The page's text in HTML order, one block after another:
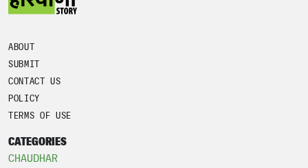
ABOUT
SUBMIT
CONTACT US
POLICY
TERMS OF USE
CATEGORIES
CHAUDHAR